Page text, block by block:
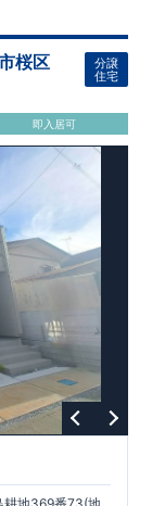
たりよく開放
2部屋にウォー
タリーirodori
産税の減額期間
耐震性。 地震保
き、​実際の
けます。 ​
桜区
分譲
住宅
即入居可